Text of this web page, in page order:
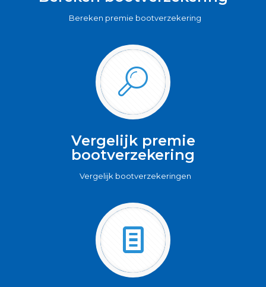
Bereken premie bootverzekering
Vergelijk premie
bootverzekering
Vergelijk bootverzekeringen